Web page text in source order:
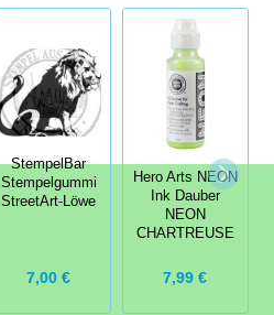
StempelBar
Stempelgummi
StreetArt-Löwe
7,00 €
Hero Arts NEON
Ink Dauber
NEON
CHARTREUSE
7,99 €